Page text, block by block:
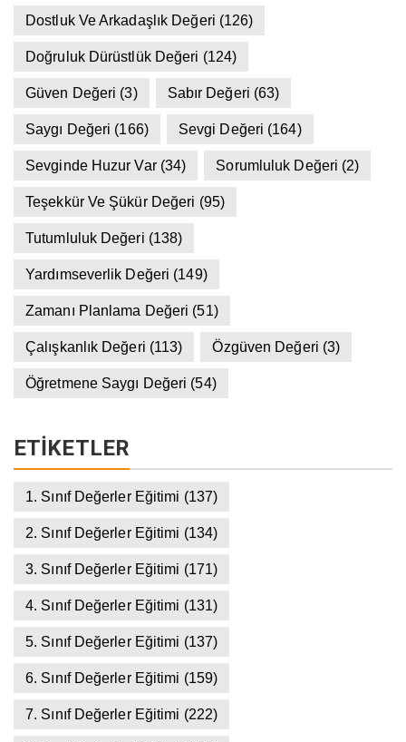
Dostluk Ve Arkadaşlık Değeri (126)
Doğruluk Dürüstlük Değeri (124)
Güven Değeri (3) Sabır Değeri (63)
Saygı Değeri (166) Sevgi Değeri (164)
Sevginde Huzur Var(34) Sorumluluk Değeri (2)
Teşekkür Ve Şükür Değeri (95)
Tutumluluk Değeri (138)
Yardımseverlik Değeri (149)
Zamanı Planlama Değeri (51)
Çalışkanlık Değeri (113) Özgüven Değeri (3)
Öğretmene Saygı Değeri (54)
ETIKETLER
1. Sınıf Değerler Eğitimi (137)
2. Sınıf Değerler Eğitimi (134)
3. Sınıf Değerler Eğitimi (171)
4. Sınıf Değerler Eğitimi (131)
5. Sınıf Değerler Eğitimi (137)
6. Sınıf Değerler Eğitimi (159)
7. Sınıf Değerler Eğitimi (222)